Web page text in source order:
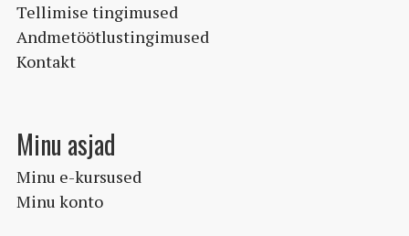
Tellimise tingimused
Andmetöötlustingimused
Kontakt
Minu asjad
Minu e-kursused
Minu konto